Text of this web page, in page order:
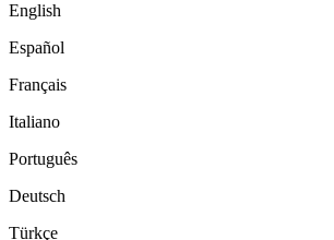
English
Español
Français
Italiano
Português
Deutsch
Türkçe